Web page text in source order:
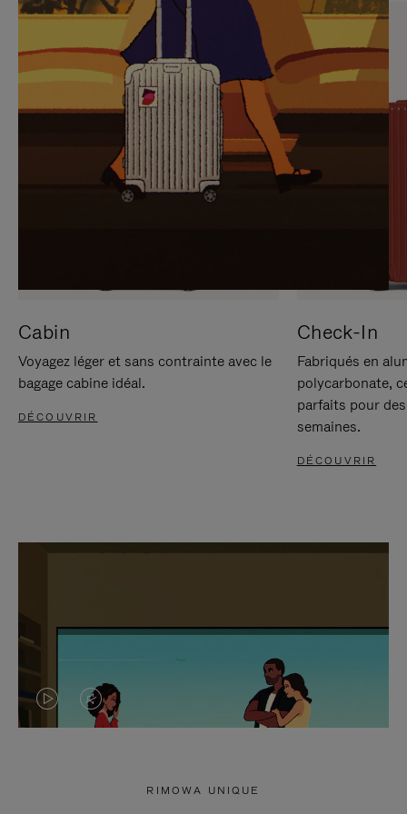
SUR
POUR
METTRE
PAUSE
VEUILLEZ
CLIQUER
POUR
RÉACTIVER
LE
SON
Cabin
Voyagez léger et sans contrainte avec le
bagage cabine idéal.
DÉCOUVRIR
Check-In
Fabriqués en
polycarbonate,
parfaits pour
semaines.
DÉCOUVRIR
LA LE
RIMOWA UNIQUE